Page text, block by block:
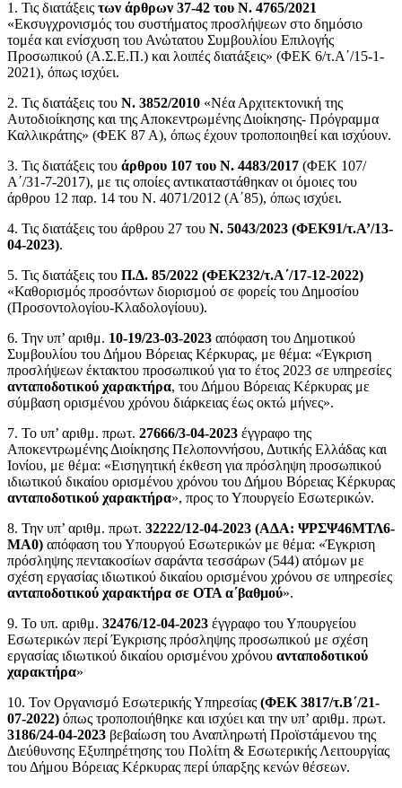
1. Τις διατάξεις των άρθρων 37-42 του Ν. 4765/2021
«Εκσυγχρονισμός του συστήματος προσλήψεων στο δημόσιο
τομέα και ενίσχυση του Ανώτατου Συμβουλίου Επιλογής
Προσωπικού (Α.Σ.Ε.Π.) και λοιπές διατάξεις» (ΦΕΚ 6/τ.Α΄/15-1-
2021), όπως ισχύει.
2. Τις διατάξεις του Ν. 3852/2010 «Νέα Αρχιτεκτονική της
Αυτοδιοίκησης και της Αποκεντρωμένης Διοίκησης- Πρόγραμμα
Καλλικράτης» (ΦΕΚ 87 Α), όπως έχουν τροποποιηθεί και ισχύουν.
3. Τις διατάξεις του άρθρου 107 του Ν. 4483/2017 (ΦΕΚ 107/
Α΄/31-7-2017), με τις οποίες αντικαταστάθηκαν οι όμοιες του
άρθρου 12 παρ. 14 του Ν. 4071/2012 (Α΄85), όπως ισχύει.
4. Τις διατάξεις του άρθρου 27 του Ν. 5043/2023 (ΦΕΚ91/τ.Α’/13-
04-2023).
5. Τις διατάξεις του Π.Δ. 85/2022 (ΦΕΚ232/τ.Α΄/17-12-2022)
«Καθορισμός προσόντων διορισμού σε φορείς του Δημοσίου
(Προσοντολογίου-Κλαδολογίουυ).
6. Την υπ’ αριθμ. 10-19/23-03-2023 απόφαση του Δημοτικού
Συμβουλίου του Δήμου Βόρειας Κέρκυρας, με θέμα: «Έγκριση
προσλήψεων έκτακτου προσωπικού για το έτος 2023 σε υπηρεσίες
ανταποδοτικού χαρακτήρα, του Δήμου Βόρειας Κέρκυρας με
σύμβαση ορισμένου χρόνου διάρκειας έως οκτώ μήνες».
7. Το υπ’ αριθμ. πρωτ. 27666/3-04-2023 έγγραφο της
Αποκεντρωμένης Διοίκησης Πελοποννήσου, Δυτικής Ελλάδας και
Ιονίου, με θέμα: «Εισηγητική έκθεση για πρόσληψη προσωπικού
ιδιωτικού δικαίου ορισμένου χρόνου του Δήμου Βόρειας Κέρκυρας
ανταποδοτικού χαρακτήρα», προς το Υπουργείο Εσωτερικών.
8. Την υπ’ αριθμ. πρωτ. 32222/12-04-2023 (ΑΔΑ: ΨΡΣΨ46ΜΤΛ6-
ΜΑ0) απόφαση του Υπουργού Εσωτερικών με θέμα: «Έγκριση
πρόσληψης πεντακοσίων σαράντα τεσσάρων (544) ατόμων με
σχέση εργασίας ιδιωτικού δικαίου ορισμένου χρόνου σε υπηρεσίες
ανταποδοτικού χαρακτήρα σε ΟΤΑ α΄βαθμού».
9. Το υπ. αριθμ. 32476/12-04-2023 έγγραφο του Υπουργείου
Εσωτερικών περί Έγκρισης πρόσληψης προσωπικού με σχέση
εργασίας ιδιωτικού δικαίου ορισμένου χρόνου ανταποδοτικού
χαρακτήρα»
10. Τον Οργανισμό Εσωτερικής Υπηρεσίας (ΦΕΚ 3817/τ.Β΄/21-
07-2022) όπως τροποποιήθηκε και ισχύει και την υπ’ αριθμ. πρωτ.
3186/24-04-2023 βεβαίωση του Αναπληρωτή Προϊστάμενου της
Διεύθυνσης Εξυπηρέτησης του Πολίτη & Εσωτερικής Λειτουργίας
του Δήμου Βόρειας Κέρκυρας περί ύπαρξης κενών θέσεων.